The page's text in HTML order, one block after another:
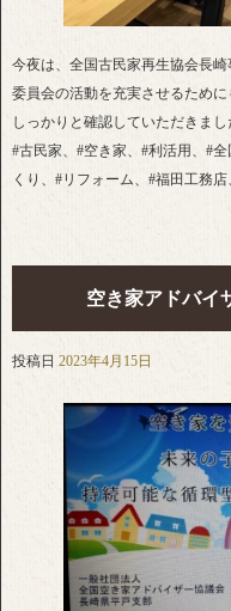
今夜は、全国古民家再生協会長
委員会の活動を充実させるため
しっかりと確認していただきまし
#古民家、#空き家、#利活用、#
くり、#リフォーム、#福田工務
空き家アドバイ
投稿日 2023年4月15日